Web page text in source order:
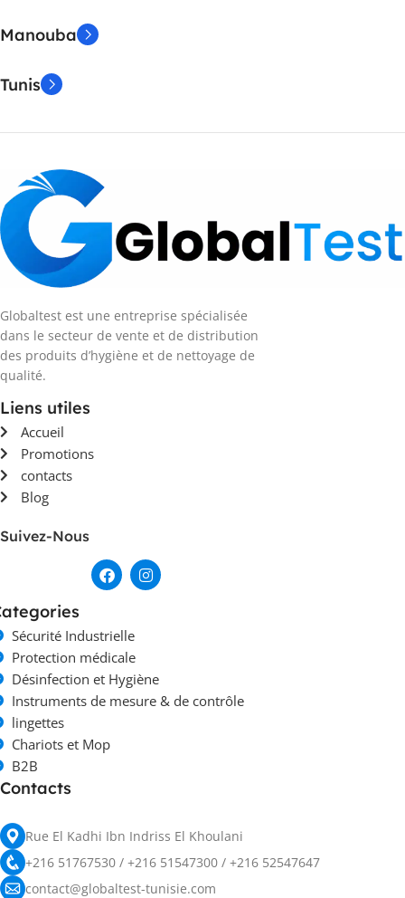
Manouba
Tunis
Globaltest est une entreprise spécialisée
dans le secteur de vente et de distribution
des produits d’hygiène et de nettoyage de
qualité.
Liens utiles
Accueil
Promotions
contacts
Blog
Suivez-Nous
Sécurité Industrielle
Protection médicale
Désinfection et Hygiène
Instruments de mesure & de contrôle
lingettes
Chariots et Mop
B2B
Contacts
Rue El Kadhi Ibn Indriss El Khoulani
+216 51767530 / +216 51547300 / +216 52547647
contact@globaltest-tunisie.com